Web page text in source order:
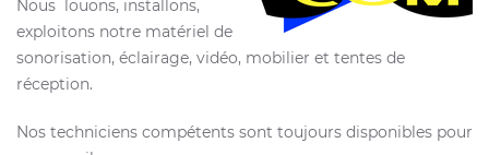
Nous louons, installons,
exploitons notre matériel de
sonorisation, éclairage, vidéo, mobilier et tentes de
réception.
Nos techniciens compétents sont toujours disponibles pour